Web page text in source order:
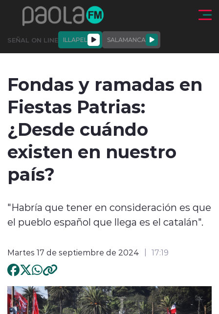
Click acá para ir directamente al contenido
SEÑAL ON LINE ILLAPEL SALAMANCA
modo claro
Fondas y ramadas en
Fiestas Patrias:
¿Desde cuándo
existen en nuestro
país?
"Habría que tener en consideración es que
el pueblo español que llega es el catalán".
Martes 17 de septiembre de 2024 17:19